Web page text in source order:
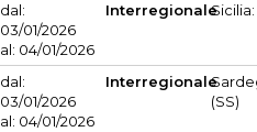
dal:
03/01/2026
al: 04/01/2026
Interregionale
dal:
03/01/2026
al: 04/01/2026
Interregionale
(SS)